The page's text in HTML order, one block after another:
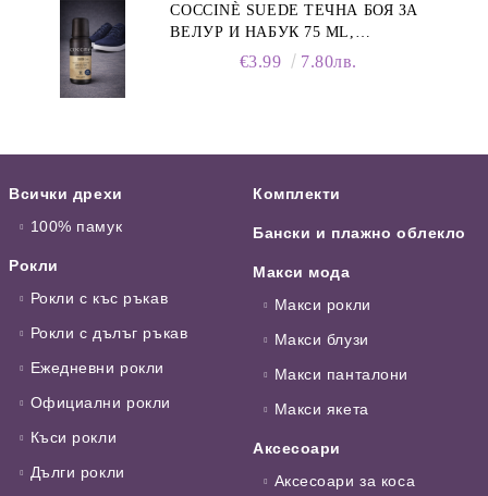
COCCINÈ SUEDE ТЕЧНА БОЯ ЗА
ВЕЛУР И НАБУК 75 ML,
ТЪМНОСИНЯ
€3.99 7.80лв.
Всички дрехи
100% памук
Рокли
Рокли с къс ръкав
Рокли с дълъг ръкав
Ежедневни рокли
Официални рокли
Къси рокли
Дълги рокли
Комплекти
Бански и плажно облекло
Макси мода
Макси рокли
Макси блузи
Макси панталони
Макси якета
Аксесоари
Аксесоари за коса